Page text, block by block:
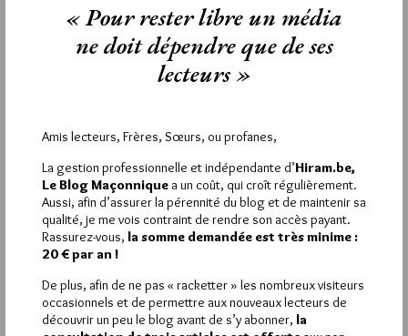
Par contre pour ce qui est de vos propos, jusqu’à nouvel
ordre je ne lis ni n’entends rien de tout cela chez ces
http://www.nouvelordremondial.cc/cat/conspirations
alimentent le malaise ambiant et s’efforcent de monter les
générations les unes contre les autres en généralisant
parfois abusivement. D’habitude ce sont des vieux c..
stressés…
Il y a des vieux c.. detendu aussi, ils sont quand meme c…
Moi je n’aime pas qu’on generalise les jeunes ni qu’on parle de
« culture jeune », ca n’a aucun sens la « culture jeune ». Vous
savez dans ma generation il y a autre chose que MTV, il y a de
« Pour rester libre un média
ne doit dépendre que de ses
lecteurs »
Amis lecteurs, Frères, Sœurs, ou profanes,
La gestion professionnelle et indépendante d’Hiram.be,
Le Blog Maçonnique a un coût, qui croît régulièrement.
Aussi, afin d’assurer la pérennité du blog et de maintenir sa
qualité, je me vois contraint de rendre son accès payant.
Rassurez-vous, la somme demandée est très minime :
20 € par an !
De plus, afin de ne pas « racketter » les nombreux visiteurs
occasionnels et de permettre aux nouveaux lecteurs de
découvrir un peu le blog avant de s’y abonner, la